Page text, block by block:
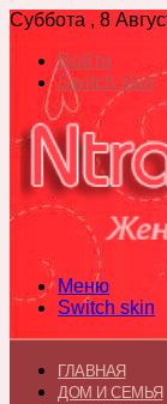
Суббота , 8
Войти
Switch skin
Меню
Switch skin
ГЛАВНАЯ
ДОМ И СЕМЬЯ